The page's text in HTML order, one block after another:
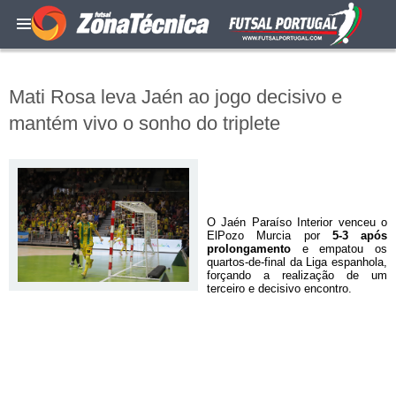
Mati Rosa leva Jaén ao jogo decisivo e
mantém vivo o sonho do triplete
O Jaén Paraíso Interior venceu o
ElPozo Murcia por 5-3 após
prolongamento e empatou os
quartos-de-final da Liga espanhola,
forçando a realização de um
terceiro e decisivo encontro.